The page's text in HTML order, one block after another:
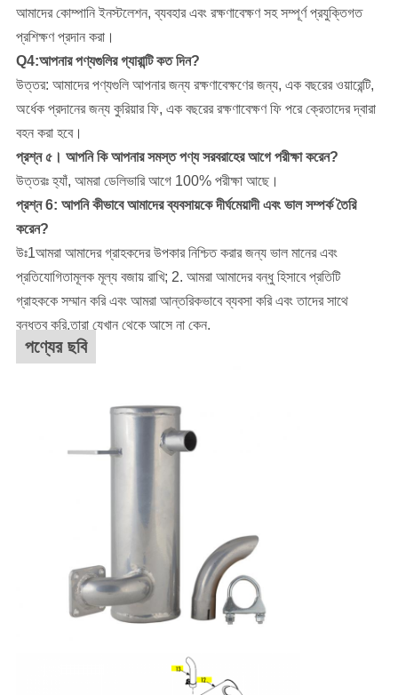
আমাদের কোম্পানি ইনস্টলেশন, ব্যবহার এবং রক্ষণাবেক্ষণ সহ সম্পূর্ণ প্রযুক্তিগত
প্রশিক্ষণ প্রদান করা।
Q4:আপনার পণ্যগুলির গ্যারান্টি কত দিন?
উত্তর: আমাদের পণ্যগুলি আপনার জন্য রক্ষণাবেক্ষণের জন্য, এক বছরের ওয়ারেন্টি,
অর্ধেক প্রদানের জন্য কুরিয়ার ফি, এক বছরের রক্ষণাবেক্ষণ ফি পরে ক্রেতাদের দ্বারা
বহন করা হবে।
প্রশ্ন ৫। আপনি কি আপনার সমস্ত পণ্য সরবরাহের আগে পরীক্ষা করেন?
উত্তরঃ হ্যাঁ, আমরা ডেলিভারি আগে 100% পরীক্ষা আছে।
প্রশ্ন 6: আপনি কীভাবে আমাদের ব্যবসায়কে দীর্ঘমেয়াদী এবং ভাল সম্পর্ক তৈরি
করেন?
উঃ1আমরা আমাদের গ্রাহকদের উপকার নিশ্চিত করার জন্য ভাল মানের এবং
প্রতিযোগিতামূলক মূল্য বজায় রাখি; 2. আমরা আমাদের বন্ধু হিসাবে প্রতিটি
গ্রাহককে সম্মান করি এবং আমরা আন্তরিকভাবে ব্যবসা করি এবং তাদের সাথে
বন্ধুত্ব করি,তারা যেখান থেকে আসে না কেন.
পণ্যের ছবি